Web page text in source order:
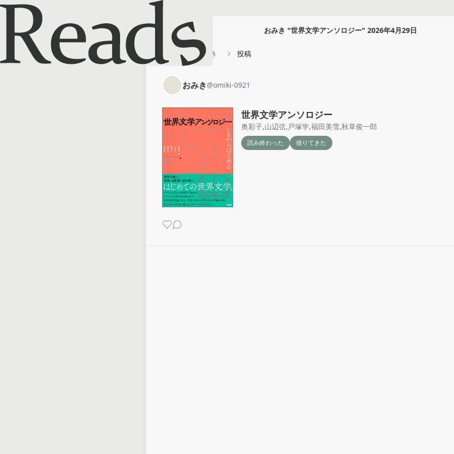
おみき "世界文学アンソロジー" 2026年4月29日
おみき 投稿
おみき@omiki-0921
世界文学アンソロジー
奥彩子,山辺弦,戸塚学,福田美雪,秋草俊一郎
読み終わった 借りてきた